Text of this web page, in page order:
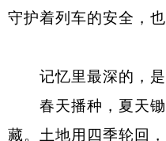
守护着列车的安全，
记忆里最深的，是
春天播种，夏天锄
藏。土地用四季轮回